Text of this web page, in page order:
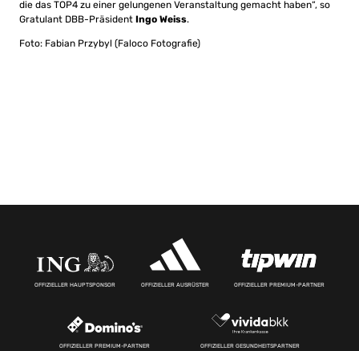
die das TOP4 zu einer gelungenen Veranstaltung gemacht haben“, so
Gratulant DBB-Präsident Ingo Weiss.
Foto: Fabian Przybyl (Faloco Fotografie)
OFFIZIELLER HAUPTSPONSOR OFFIZIELLER AUSRÜSTER OFFIZIELLER PREMIUM-PARTNER
OFFIZIELLER PREMIUM-PARTNER OFFIZIELLER GESUNDHEITSPARTNER